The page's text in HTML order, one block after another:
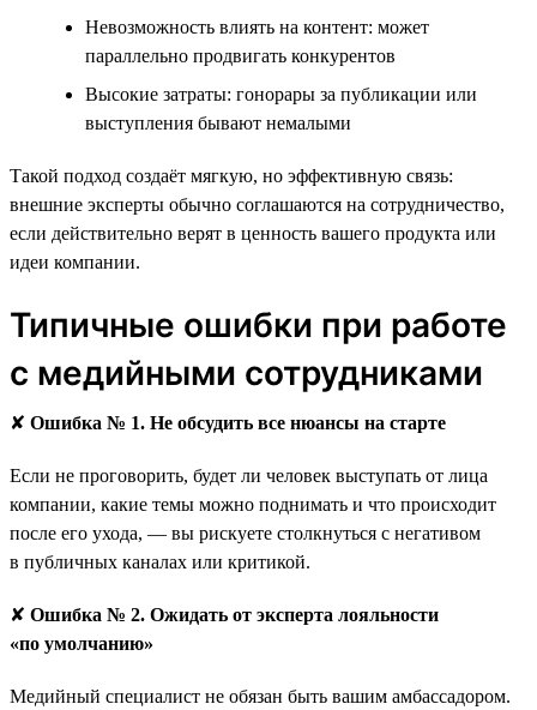
Невозможность влиять на контент: может
параллельно продвигать конкурентов
Высокие затраты: гонорары за публикации или
выступления бывают немалыми
Такой подход создаёт мягкую, но эффективную связь:
внешние эксперты обычно соглашаются на сотрудничество,
если действительно верят в ценность вашего продукта или
идеи компании.
Типичные ошибки при работе
с медийными сотрудниками
✘ Ошибка № 1. Не обсудить все нюансы на старте
Если не проговорить, будет ли человек выступать от лица
компании, какие темы можно поднимать и что происходит
после его ухода, — вы рискуете столкнуться с негативом
в публичных каналах или критикой.
✘ Ошибка № 2. Ожидать от эксперта лояльности
«по умолчанию»
Медийный специалист не обязан быть вашим амбассадором.